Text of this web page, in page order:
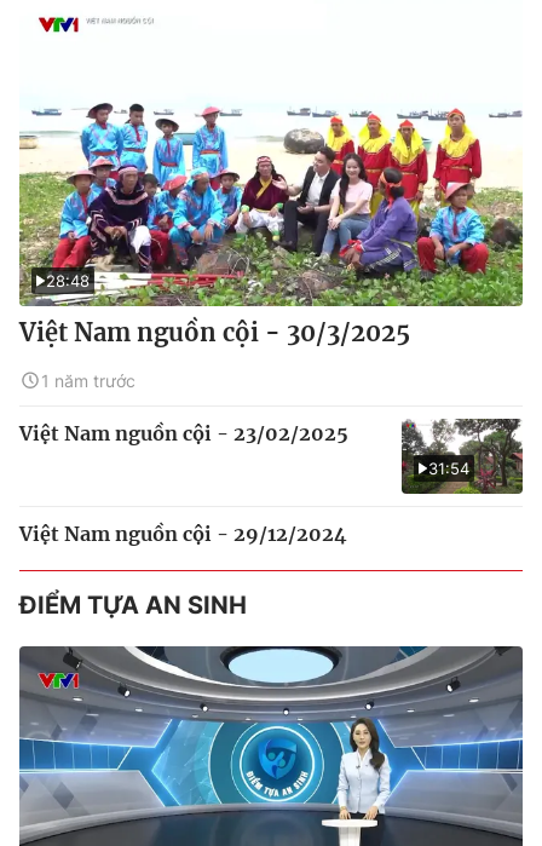
28:48
Việt Nam nguồn cội - 30/3/2025
1 năm trước
31:54
Việt Nam nguồn cội - 23/02/2025
Việt Nam nguồn cội - 29/12/2024
ĐIỂM TỰA AN SINH